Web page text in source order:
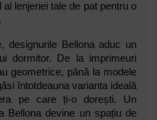
lenjeriei tale de pat pentru o
designurile Bellona aduc un
dormitor. De la imprimeuri
geometrice, până la modele
întotdeauna varianta ideală
pe care ți-o dorești. Un
Bellona devine un spațiu de